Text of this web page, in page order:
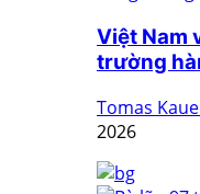
Việt Nam
trường
Tomas
2026